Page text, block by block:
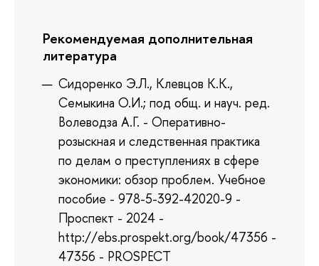
Рекомендуемая дополнительная
литература
Сидоренко Э.Л., Клевцов К.К.,
Семыкина О.И.; под общ. и науч. ред.
Волеводза А.Г. - Оперативно-
розыскная и следственная практика
по делам о преступлениях в сфере
экономики: обзор проблем. Учебное
пособие - 978-5-392-42020-9 -
Проспект - 2024 -
http://ebs.prospekt.org/book/47356 -
47356 - PROSPECT